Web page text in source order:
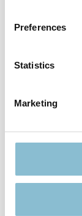
Preferences
Statistics
Marketing